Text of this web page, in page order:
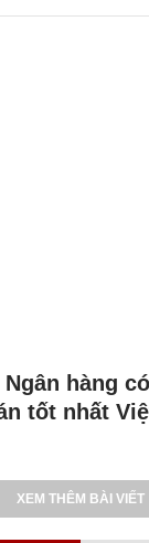
hàng
tốt nhất
XEM THÊM BÀI VIẾT